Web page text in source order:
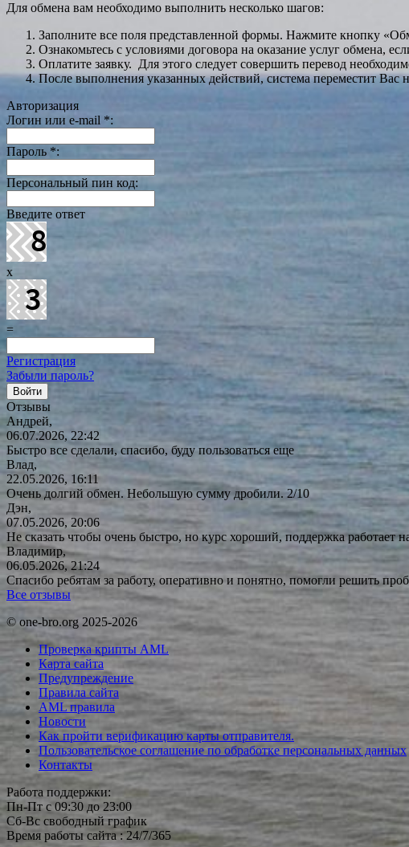
Для обмена вам необходимо выполнить несколько шагов:
Заполните все поля представленной формы. Нажмите кнопку
Ознакомьтесь с условиями договора на оказание услуг обмена,
Оплатите заявку. Для этого следует совершить перевод
После выполнения указанных действий, система переместит Вас
Авторизация
Логин или e-mail *:
Пароль *:
Персональный пин код:
Введите ответ
x
=
Регистрация
Забыли пароль?
Отзывы
Андрей,
06.07.2026, 22:42
Быстро все сделали, спасибо, буду пользоваться еще
Влад,
22.05.2026, 16:11
Очень долгий обмен. Небольшую сумму дробили. 2/10
Дэн,
07.05.2026, 20:06
Не сказать чтобы очень быстро, но курс хороший, поддержка работает
Владимир,
06.05.2026, 21:24
Спасибо ребятам за работу, оперативно и понятно, помогли решить
Все отзывы
© one-bro.org 2025-2026
Проверка крипты AML
Карта сайта
Предупреждение
Правила сайта
AML правила
Новости
Как пройти верификацию карты отправителя.
Пользовательское соглашение по обработке персональных данных
Контакты
Работа поддержки:
Пн-Пт с 09:30 до 23:00
Сб-Вс свободный график
Время работы сайта : 24/7/365